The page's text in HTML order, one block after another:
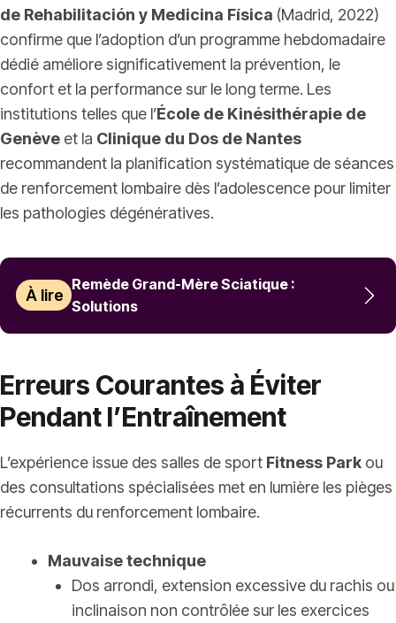
de Rehabilitación y Medicina Física (Madrid, 2022)
confirme que l’adoption d’un programme hebdomadaire
dédié améliore significativement la prévention, le
confort et la performance sur le long terme. Les
institutions telles que l’École de Kinésithérapie de
Genève et la Clinique du Dos de Nantes
recommandent la planification systématique de séances
de renforcement lombaire dès l’adolescence pour limiter
les pathologies dégénératives.
À lire
Remède Grand-Mère Sciatique :
Solutions
Erreurs Courantes à Éviter
Pendant l’Entraînement
L’expérience issue des salles de sport Fitness Park ou
des consultations spécialisées met en lumière les pièges
récurrents du renforcement lombaire.
Mauvaise technique
Dos arrondi, extension excessive du rachis ou
inclinaison non contrôlée sur les exercices